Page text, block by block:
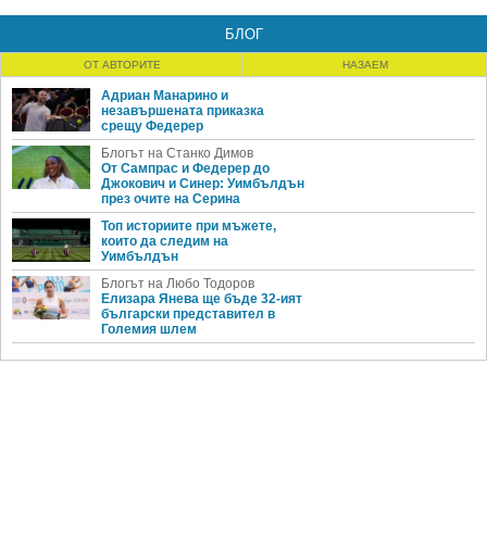
БЛОГ
ОТ АВТОРИТЕ НАЗАЕМ
Адриан Манарино и
незавършената приказка
срещу Федерер
Блогът на Станко Димов
От Сампрас и Федерер до
Джокович и Синер: Уимбълдън
през очите на Серина
Топ историите при мъжете,
които да следим на
Уимбълдън
Блогът на Любо Тодоров
Елизара Янева ще бъде 32-ият
български представител в
Големия шлем